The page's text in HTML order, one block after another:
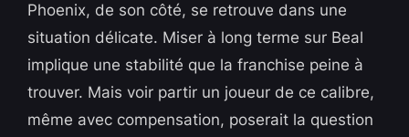
Phoenix, de son côté, se retrouve dans une
situation délicate. Miser à long terme sur Beal
implique une stabilité que la franchise peine à
trouver. Mais voir partir un joueur de ce calibre,
même avec compensation, poserait la question